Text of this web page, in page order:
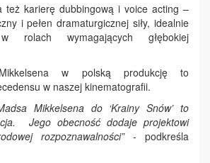
też karierę dubbingową i voice acting –
i pełen dramaturgicznej siły, idealnie
rolach wymagających głębokiej
Mikkelsena w polską produkcję to
w naszej kinematografii.
Mikkelsena do ‘Krainy Snów’ to
Jego obecność dodaje projektowi
rozpoznawalności”- podkreśla